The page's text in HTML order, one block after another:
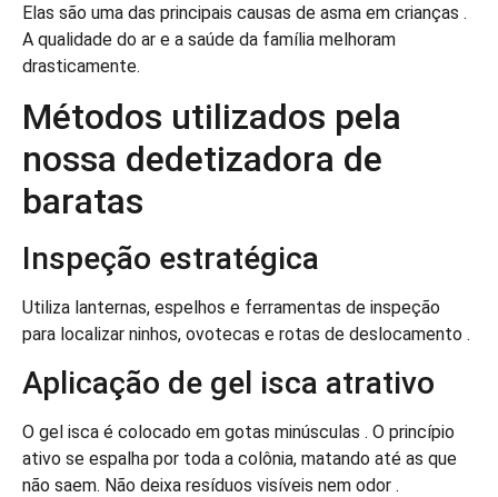
Elas são uma das principais causas de asma em crianças .
A qualidade do ar e a saúde da família melhoram
drasticamente.
Métodos utilizados pela
nossa dedetizadora de
baratas
Inspeção estratégica
Utiliza lanternas, espelhos e ferramentas de inspeção
para localizar ninhos, ovotecas e rotas de deslocamento .
Aplicação de gel isca atrativo
O gel isca é colocado em gotas minúsculas . O princípio
ativo se espalha por toda a colônia, matando até as que
não saem. Não deixa resíduos visíveis nem odor .